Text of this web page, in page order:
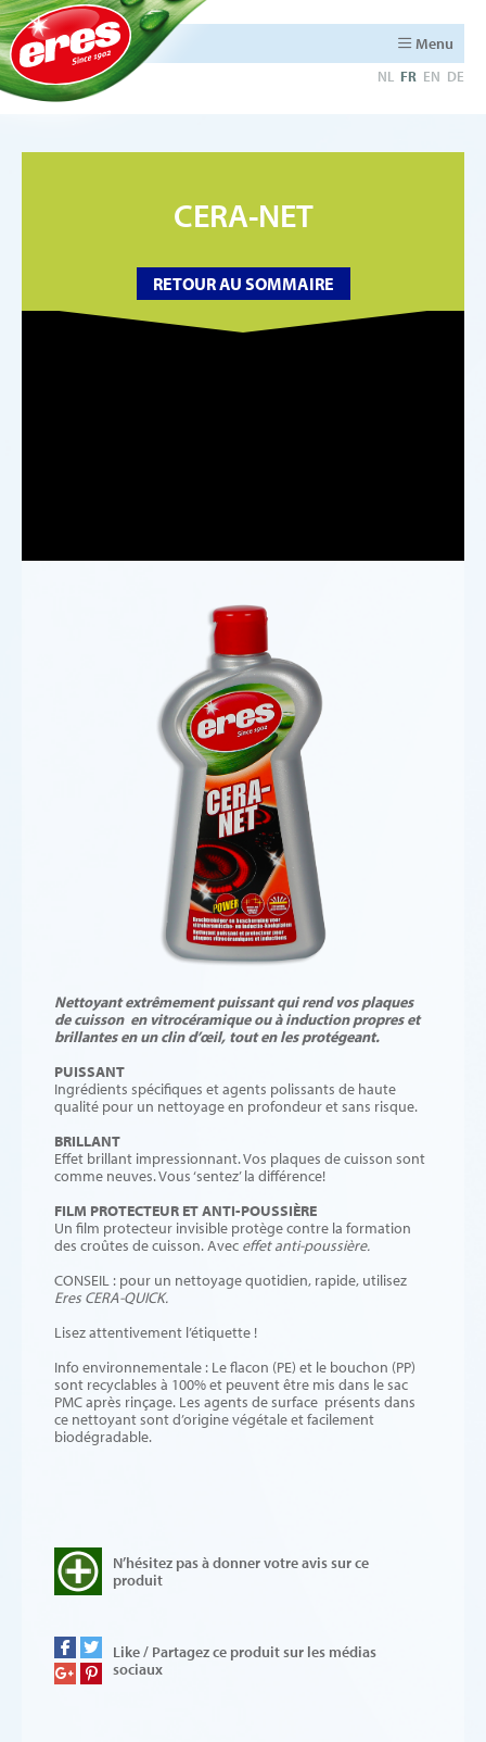
Menu
NL FR EN DE
CERA-NET
RETOUR AU SOMMAIRE
Nettoyant extrêmement puissant qui rend vos plaques
de cuisson en vitrocéramique ou à induction propres et
brillantes en un clin d’œil, tout en les protégeant.
PUISSANT
Ingrédients spécifiques et agents polissants de haute
qualité pour un nettoyage en profondeur et sans risque.
BRILLANT
Effet brillant impressionnant. Vos plaques de cuisson sont
comme neuves. Vous ‘sentez’ la différence!
FILM PROTECTEUR ET ANTI-POUSSIÈRE
Un film protecteur invisible protège contre la formation
des croûtes de cuisson. Avec effet anti-poussière.
CONSEIL : pour un nettoyage quotidien, rapide, utilisez
Eres CERA-QUICK.
Lisez attentivement l’étiquette !
Info environnementale : Le flacon (PE) et le bouchon (PP)
sont recyclables à 100% et peuvent être mis dans le sac
PMC après rinçage. Les agents de surface présents dans
ce nettoyant sont d’origine végétale et facilement
biodégradable.
N’hésitez pas à donner votre avis sur ce
produit
Like / Partagez ce produit sur les médias
sociaux